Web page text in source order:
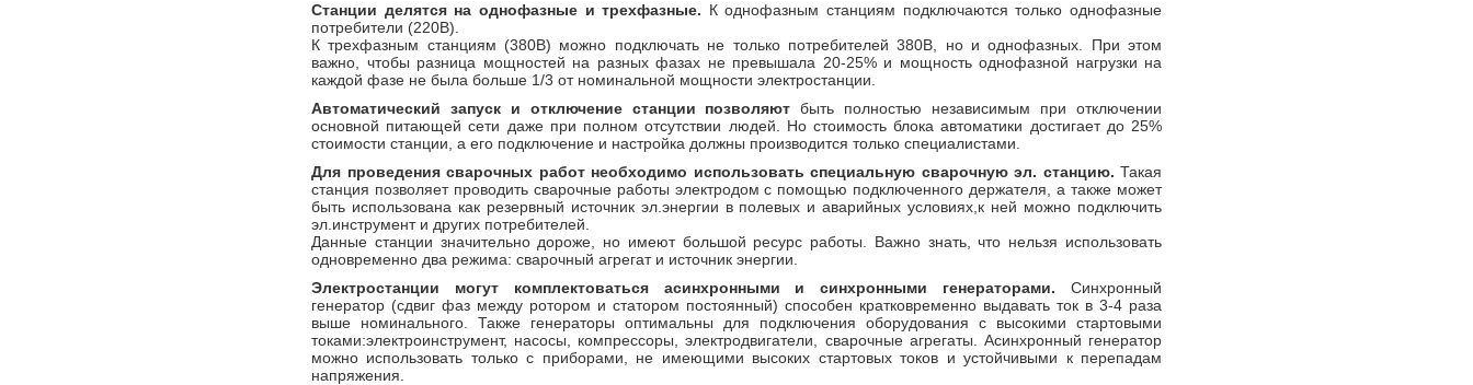
Станции делятся на однофазные и трехфазные. К однофазным станциям подключаются только однофазные
потребители (220В).
К трехфазным станциям (380В) можно подключать не только потребителей 380В, но и однофазных. При этом
важно, чтобы разница мощностей на разных фазах не превышала 20-25% и мощность однофазной нагрузки на
каждой фазе не была больше 1/3 от номинальной мощности электростанции.
Автоматический запуск и отключение станции позволяют быть полностью независимым при отключении
основной питающей сети даже при полном отсутствии людей. Но стоимость блока автоматики достигает до 25%
стоимости станции, а его подключение и настройка должны производится только специалистами.
Для проведения сварочных работ необходимо использовать специальную сварочную эл. станцию. Такая
станция позволяет проводить сварочные работы электродом с помощью подключенного держателя, а также может
быть использована как резервный источник эл.энергии в полевых и аварийных условиях,к ней можно подключить
эл.инструмент и других потребителей.
Данные станции значительно дороже, но имеют большой ресурс работы. Важно знать, что нельзя использовать
одновременно два режима: сварочный агрегат и источник энергии.
Электростанции могут комплектоваться асинхронными и синхронными генераторами. Синхронный
генератор (сдвиг фаз между ротором и статором постоянный) способен кратковременно выдавать ток в 3-4 раза
выше номинального. Также генераторы оптимальны для подключения оборудования с высокими стартовыми
токами:электроинструмент, насосы, компрессоры, электродвигатели, сварочные агрегаты. Асинхронный генератор
можно использовать только с приборами, не имеющими высоких стартовых токов и устойчивыми к перепадам
напряжения.